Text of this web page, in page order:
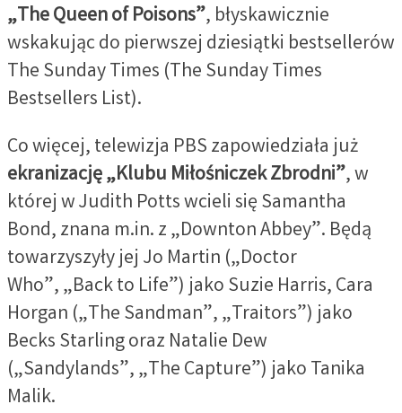
„The Queen of Poisons”, błyskawicznie
wskakując do pierwszej dziesiątki bestsellerów
The Sunday Times (The Sunday Times
Bestsellers List).
Co więcej, telewizja PBS zapowiedziała już
ekranizację „Klubu Miłośniczek Zbrodni”, w
której w Judith Potts wcieli się Samantha
Bond, znana m.in. z „Downton Abbey”. Będą
towarzyszyły jej Jo Martin („Doctor
Who”, „Back to Life”) jako Suzie Harris, Cara
Horgan („The Sandman”, „Traitors”) jako
Becks Starling oraz Natalie Dew
(„Sandylands”, „The Capture”) jako Tanika
Malik.